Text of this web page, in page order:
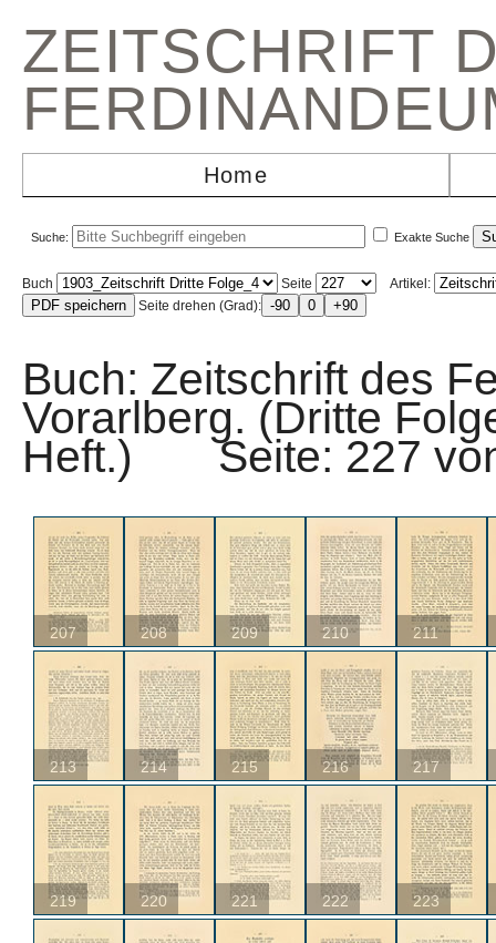
ZEITSCHRIFT
Home
Suche: Exakte Suche
Buch Seite
Artikel:
Seite drehen (Grad):
Buch: Zeitschrift des
Vorarlberg. (Dritte
Heft.) Seite: 227
207 208 209 210 211
213 214 215 216 217
219 220 221 222 223